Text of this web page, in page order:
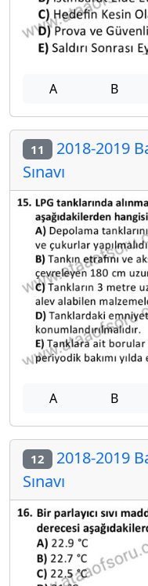
A B
11 2018-2019
Sınavı
A B
12 2018-2019
Sınavı